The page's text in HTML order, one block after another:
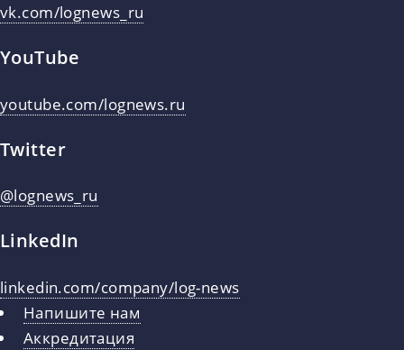
vk.com/lognews_ru
YouTube
youtube.com/lognews.ru
Twitter
@lognews_ru
LinkedIn
linkedin.com/company/log-news
Напишите нам
Аккредитация